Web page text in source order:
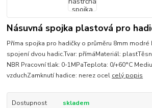
Násuvná spojka plastová pro
Příma spojka pro hadičky o průměru 8mm modré
spojení dvou hadic.Tvar: přímáMateriál:
NBR Pracovní tlak: 0-1MPaTeplota: 0/+60°C
vzduchZamknutí hadice: nerez ocel celý popis
Dostupnost skladem